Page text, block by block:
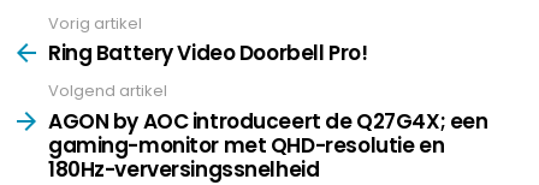
more
Vorig artikel
Ring Battery Video Doorbell Pro!
Volgend artikel
AGON by AOC introduceert de Q27G4X; een
gaming-monitor met QHD-resolutie en
180Hz-verversingssnelheid